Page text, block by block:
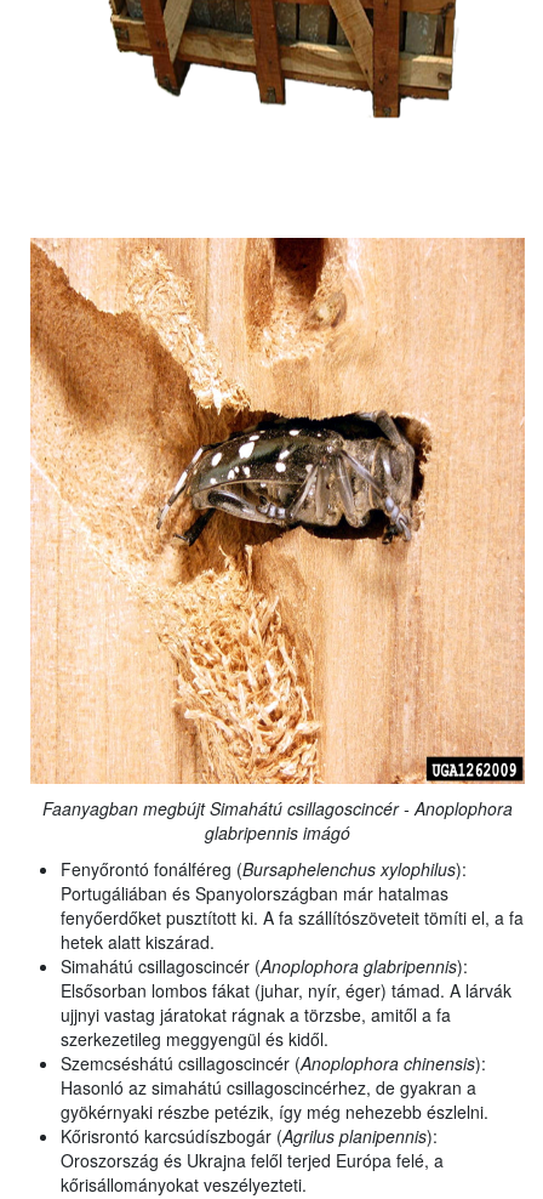
Faanyagban megbújt Simahátú csillagoscincér - Anoplophora
glabripennis imágó
Fenyőrontó fonálféreg (Bursaphelenchus xylophilus):
Portugáliában és Spanyolországban már hatalmas
fenyőerdőket pusztított ki. A fa szállítószöveteit tömíti el, a fa
hetek alatt kiszárad.
Simahátú csillagoscincér (Anoplophora glabripennis):
Elsősorban lombos fákat (juhar, nyír, éger) támad. A lárvák
ujjnyi vastag járatokat rágnak a törzsbe, amitől a fa
szerkezetileg meggyengül és kidől.
Szemcséshátú csillagoscincér (Anoplophora chinensis):
Hasonló az simahátú csillagoscincérhez, de gyakran a
gyökérnyaki részbe petézik, így még nehezebb észlelni.
Kőrisrontó karcsúdíszbogár (Agrilus planipennis):
Oroszország és Ukrajna felől terjed Európa felé, a
kőrisállományokat veszélyezteti.